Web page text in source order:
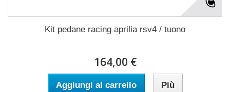
Kit pedane racing aprilia rsv4 / tuono
164,00 €
Aggiungi al carrello Più